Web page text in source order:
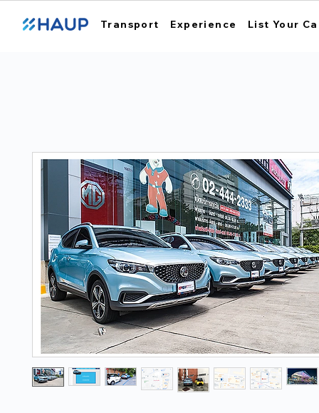
Transport Experience List Your